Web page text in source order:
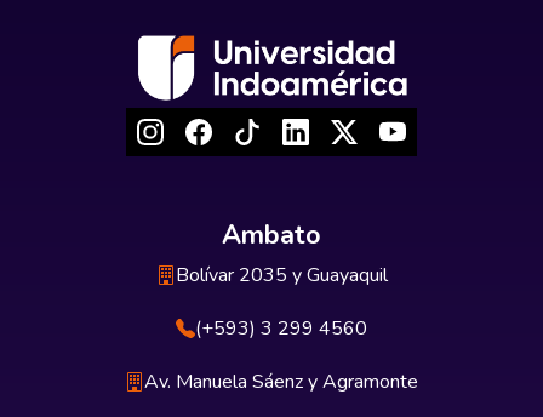
Ambato
Bolívar 2035 y Guayaquil
(+593) 3 299 4560
Av. Manuela Sáenz y Agramonte